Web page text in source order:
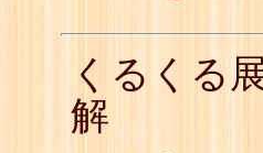
くるくる
解